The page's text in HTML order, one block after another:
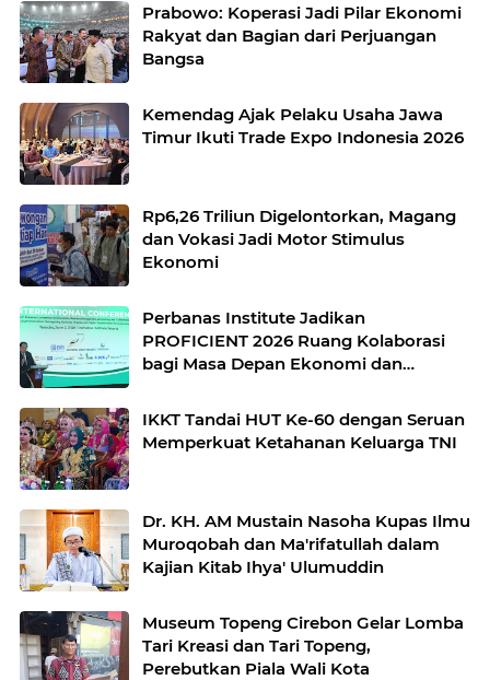
Prabowo: Koperasi Jadi Pilar Ekonomi
Rakyat dan Bagian dari Perjuangan
Bangsa
Kemendag Ajak Pelaku Usaha Jawa
Timur Ikuti Trade Expo Indonesia 2026
Rp6,26 Triliun Digelontorkan, Magang
dan Vokasi Jadi Motor Stimulus
Ekonomi
Perbanas Institute Jadikan
PROFICIENT 2026 Ruang Kolaborasi
bagi Masa Depan Ekonomi dan
IKKT Tandai HUT Ke-60 dengan Seruan
Memperkuat Ketahanan Keluarga TNI
Dr. KH. AM Mustain Nasoha Kupas Ilmu
Muroqobah dan Ma'rifatullah dalam
Kajian Kitab Ihya' Ulumuddin
Museum Topeng Cirebon Gelar Lomba
Tari Kreasi dan Tari Topeng,
Perebutkan Piala Wali Kota